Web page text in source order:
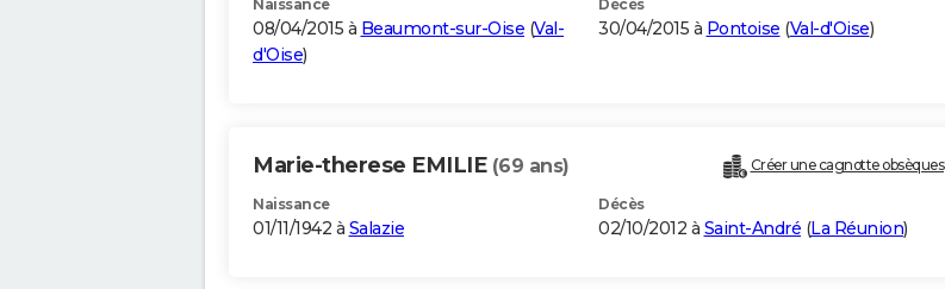
Naissance
08/04/2015 à Beaumont-sur-Oise (Val-
d'Oise)
Décès
30/04/2015 à Pontoise (Val-d'Oise)
Marie-therese EMILIE (69 ans) Créer une cagnotte obsèques
Naissance
01/11/1942 à Salazie
Décès
02/10/2012 à Saint-André (La Réunion)